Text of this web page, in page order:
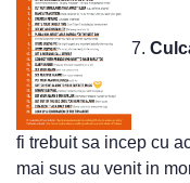
7.
fi trebuit sa incep cu
mai sus au venit in